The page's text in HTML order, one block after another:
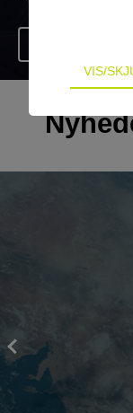
Tekniske
Statistik-
om antal
indsamler
flere
interesserer
VIS/